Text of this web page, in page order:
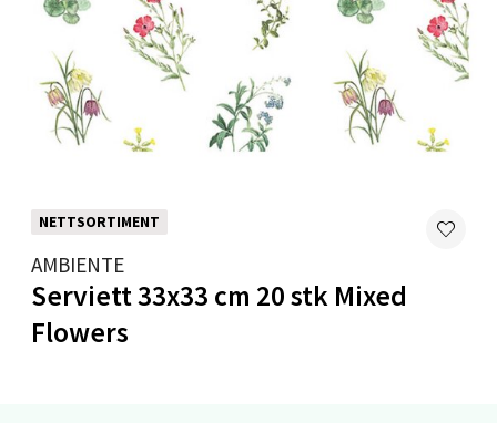
NETTSORTIMENT
AMBIENTE
Serviett 33x33 cm 20 stk Mixed
Flowers
Levanger - Magneten
Moafjæra 14, 7606 Levanger
Åpent i dag 10-20
0 i butikk
Mandal - Alti Mandal